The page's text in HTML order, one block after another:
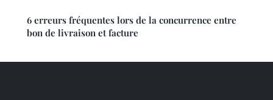
6 erreurs fréquentes lors de la concurrence entre
bon de livraison et facture